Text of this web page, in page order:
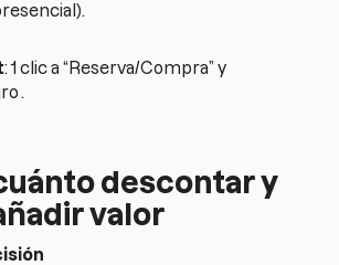
: 1 clic a “Reserva/Compra” y
.
descontar y
valor